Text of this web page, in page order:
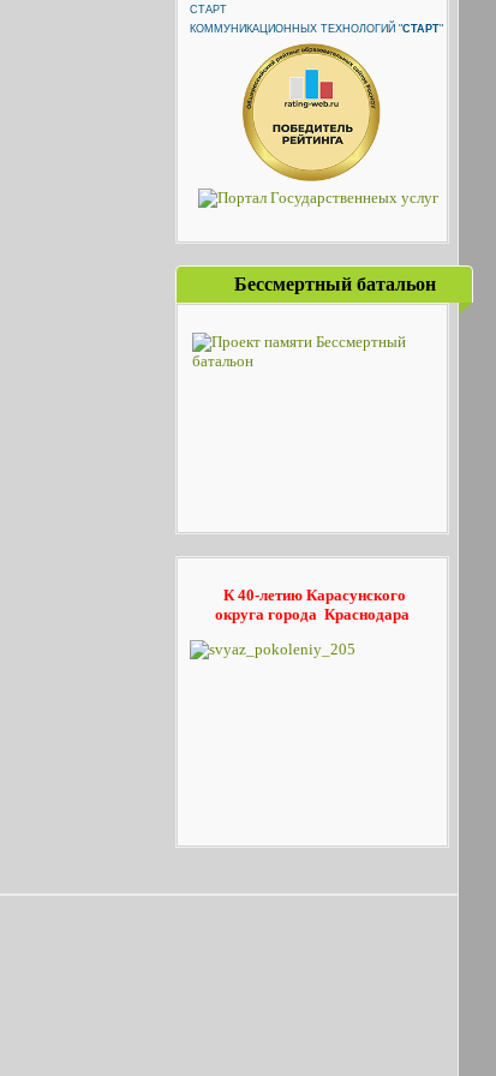
КОММУНИКАЦИОННЫХ ТЕХНОЛОГИЙ "СТАРТ"
Бессмертный батальон
К 40-летию Карасунского
округа города Краснодара